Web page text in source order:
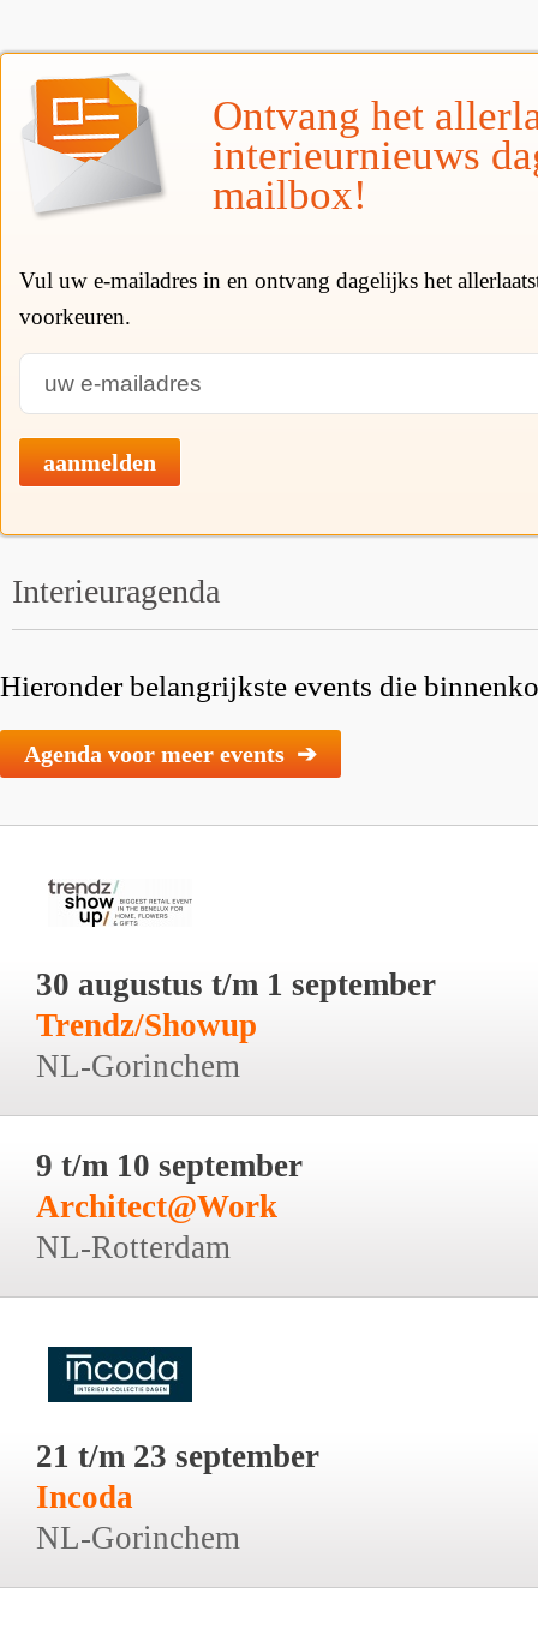
Ontvang het
interieurnieuws
mailbox!
Vul uw e-mailadres in en ontvang dagelijks het
voorkeuren.
aanmelden
Interieuragenda
Hieronder belangrijkste events die
Agenda voor meer events ➔
30 augustus t/m 1 september
Trendz/Showup
NL-Gorinchem
9 t/m 10 september
Architect@Work
NL-Rotterdam
21 t/m 23 september
Incoda
NL-Gorinchem